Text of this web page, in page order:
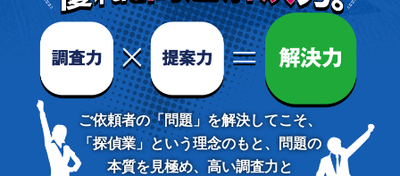
ご依頼者の「問題」を解決してこそ、
「探偵業」という理念のもと、問題の
本質を見極め、高い調査力と